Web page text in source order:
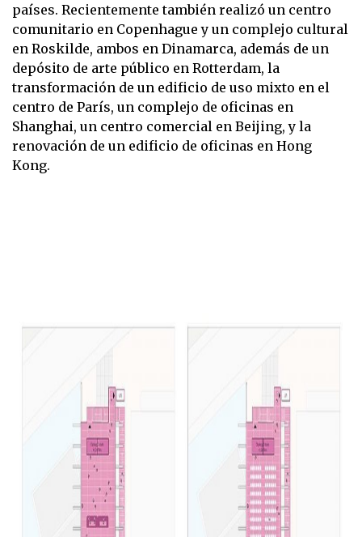
países. Recientemente también realizó un centro
comunitario en Copenhague y un complejo cultural
en Roskilde, ambos en Dinamarca, además de un
depósito de arte público en Rotterdam, la
transformación de un edificio de uso mixto en el
centro de París, un complejo de oficinas en
Shanghai, un centro comercial en Beijing, y la
renovación de un edificio de oficinas en Hong
Kong.